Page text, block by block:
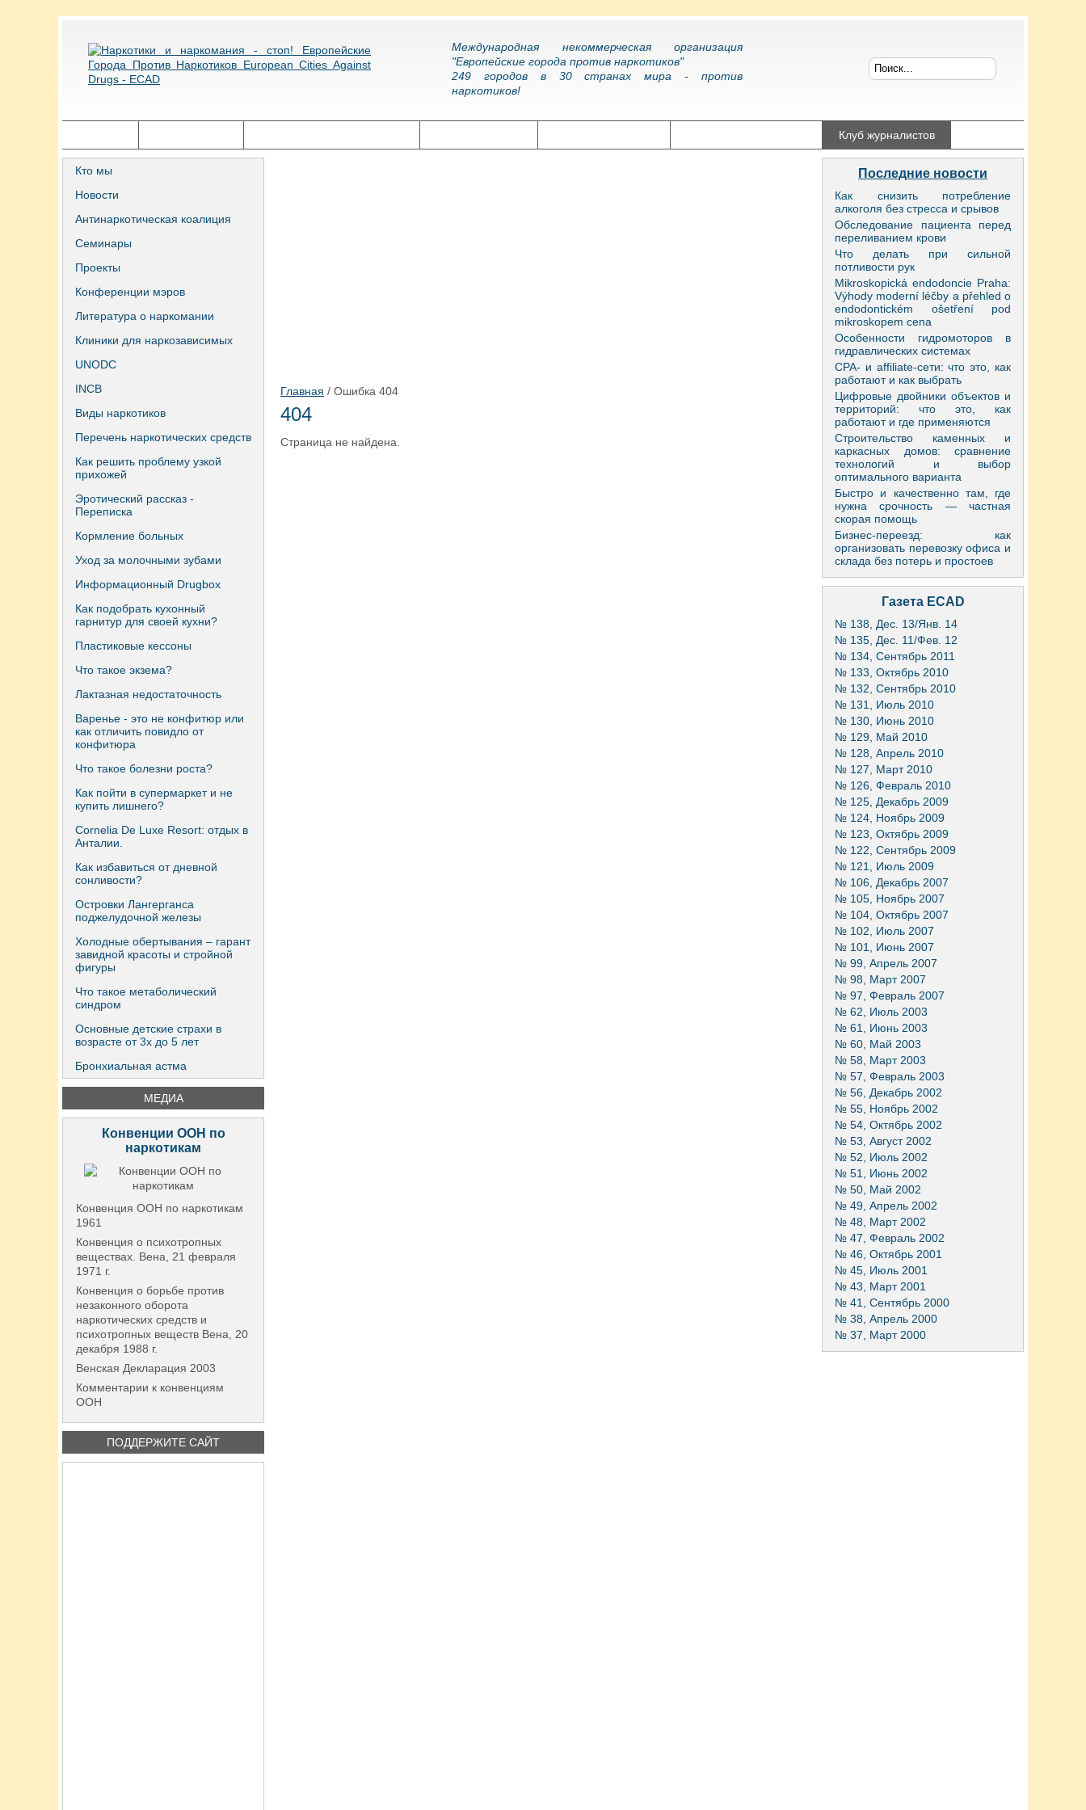
Международная некоммерческая организация
"Европейские города против наркотиков"
249 городов в 30 странах мира - против
наркотиков!
Клуб журналистов
Кто мы
Новости
Антинаркотическая коалиция
Семинары
Проекты
Конференции мэров
Литература о наркомании
Клиники для наркозависимых
UNODC
INCB
Виды наркотиков
Перечень наркотических средств
Как решить проблему узкой
прихожей
Эротический рассказ -
Переписка
Кормление больных
Уход за молочными зубами
Информационный Drugbox
Как подобрать кухонный
гарнитур для своей кухни?
Пластиковые кессоны
Что такое экзема?
Лактазная недостаточность
Варенье - это не конфитюр или
как отличить повидло от
конфитюра
Что такое болезни роста?
Как пойти в супермаркет и не
купить лишнего?
Сornelia De Luxe Resort: отдых в
Анталии.
Как избавиться от дневной
сонливости?
Островки Лангерганса
поджелудочной железы
Холодные обертывания – гарант
завидной красоты и стройной
фигуры
Что такое метаболический
синдром
Основные детские страхи в
возрасте от 3х до 5 лет
Бронхиальная астма
МЕДИА
Конвенции ООН по
наркотикам
Конвенция ООН по наркотикам
1961
Конвенция о психотропных
веществах. Вена, 21 февраля
1971 г.
Конвенция о борьбе против
незаконного оборота
наркотических средств и
психотропных веществ Вена, 20
декабря 1988 г.
Венская Декларация 2003
Комментарии к конвенциям
ООН
ПОДДЕРЖИТЕ САЙТ
Главная / Ошибка 404
404
Страница не найдена.
Последние новости
Как снизить потребление
алкоголя без стресса и срывов
Обследование пациента перед
переливанием крови
Что делать при сильной
потливости рук
Mikroskopická endodoncie Praha:
Výhody moderní léčby a přehled o
endodontickém ošetření pod
mikroskopem cena
Особенности гидромоторов в
гидравлических системах
CPA- и affiliate-сети: что это, как
работают и как выбрать
Цифровые двойники объектов и
территорий: что это, как
работают и где применяются
Строительство каменных и
каркасных домов: сравнение
технологий и выбор
оптимального варианта
Быстро и качественно там, где
нужна срочность — частная
скорая помощь
Бизнес-переезд: как
организовать перевозку офиса и
склада без потерь и простоев
Газета ECAD
№ 138, Дес. 13/Янв. 14
№ 135, Дес. 11/Фев. 12
№ 134, Сентябрь 2011
№ 133, Октябрь 2010
№ 132, Сентябрь 2010
№ 131, Июль 2010
№ 130, Июнь 2010
№ 129, Май 2010
№ 128, Апрель 2010
№ 127, Март 2010
№ 126, Февраль 2010
№ 125, Декабрь 2009
№ 124, Ноябрь 2009
№ 123, Октябрь 2009
№ 122, Сентябрь 2009
№ 121, Июль 2009
№ 106, Декабрь 2007
№ 105, Ноябрь 2007
№ 104, Октябрь 2007
№ 102, Июль 2007
№ 101, Июнь 2007
№ 99, Апрель 2007
№ 98, Март 2007
№ 97, Февраль 2007
№ 62, Июль 2003
№ 61, Июнь 2003
№ 60, Май 2003
№ 58, Март 2003
№ 57, Февраль 2003
№ 56, Декабрь 2002
№ 55, Ноябрь 2002
№ 54, Октябрь 2002
№ 53, Август 2002
№ 52, Июль 2002
№ 51, Июнь 2002
№ 50, Май 2002
№ 49, Апрель 2002
№ 48, Март 2002
№ 47, Февраль 2002
№ 46, Октябрь 2001
№ 45, Июль 2001
№ 43, Март 2001
№ 41, Сентябрь 2000
№ 38, Апрель 2000
№ 37, Март 2000